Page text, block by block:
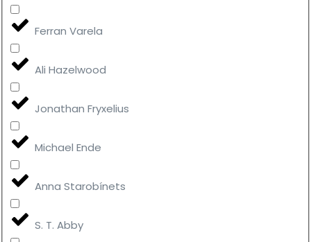
Ferran Varela
Ali Hazelwood
Jonathan Fryxelius
Michael Ende
Anna Starobínets
S. T. Abby